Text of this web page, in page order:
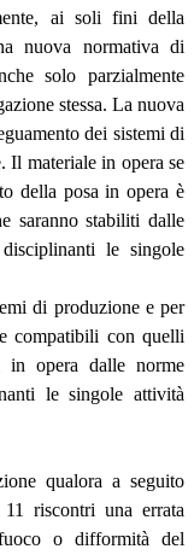
ai soli fini della
nuova normativa di
solo parzialmente
stessa. La nuova
dei sistemi di
Il materiale in opera se
della posa in opera è
saranno stabiliti dalle
le singole
di produzione e per
compatibili con quelli
in opera dalle norme
le singole attività
qualora a seguito
riscontri una errata
o difformità del